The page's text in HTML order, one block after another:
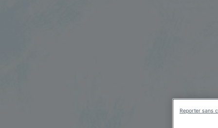
Reporter sans